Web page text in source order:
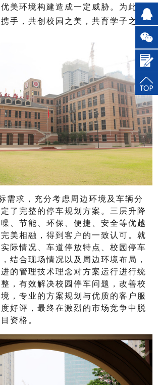
美环境构建造成一定威胁。为此，
手，共创校园之美，共育学子之
求，充分考虑周边环境及车辆分
了完整的停车规划方案。三层升降
、节能、环保、便捷、安全等优越
美相融，得到客户的一致认可。就
际情况、车道停放特点、校园停车
结合现场情况以及周边环境布局，
的管理技术理念对方案运行进行统
，有效解决校园停车问题，改善校
，专业的方案规划与优质的客户服
好评，最终在激烈的市场竞争中脱
资格。